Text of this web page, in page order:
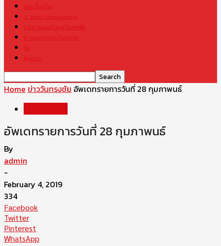
แชมเปี้ยนโลก
S1 World Championship
ปณิธานและคำสอนวันทรงชัย
ข่าวและสารจากวันทรงชัย
สื่อ
ติดต่อเรา
Home ข่าววันทรงชัย อัพเดทรายการวันที่ 28 กุมภาพนธ์
อัพเดทรายการวันที่ 28 กุมภาพนธ์
By
admin
-
February 4, 2019
334
Facebook
Twitter
Pinterest
WhatsApp